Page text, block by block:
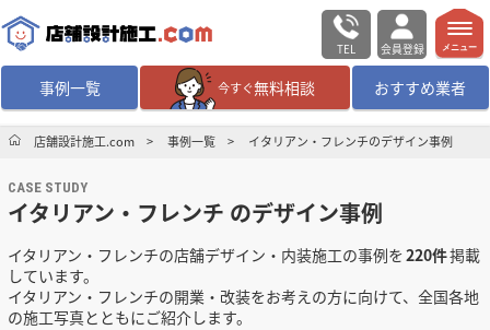
TEL 会員登録
事例一覧 今すぐ無料相談 おすすめ業者
無料相談 ログイン／会員登録
デザイン設計・施工 業者を探す
店舗・商業施設の施工事例を探す
メニュー
店舗設計施工.com 事例一覧 イタリアン・フレンチのデザイン事例
CASE STUDY
イタリアン・フレンチ のデザイン事例
イタリアン・フレンチの店舗デザイン・内装施工の事例を220件掲載
しています。
イタリアン・フレンチの開業・改装をお考えの方に向けて、全国各地
の施工写真とともにご紹介します。